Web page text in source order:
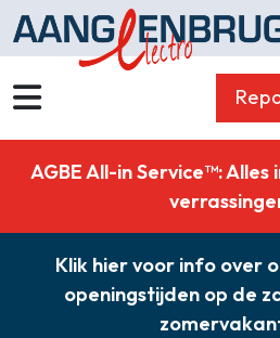
Outlet
Reparatieservice
Showroom
AGBE All-in Service™:
Klik hier voor info over
openingstijden op de